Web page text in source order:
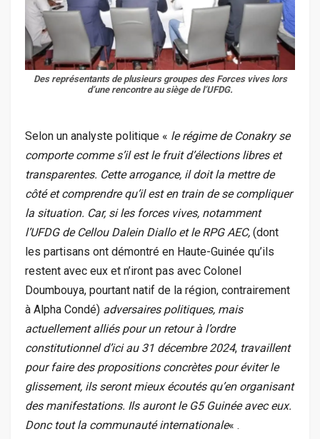
Des représentants de plusieurs groupes des Forces vives lors
d’une rencontre au siège de l’UFDG.
Selon un analyste politique « le régime de Conakry se
comporte comme s’il est le fruit d’élections libres et
transparentes. Cette arrogance, il doit la mettre de
côté et comprendre qu’il est en train de se compliquer
la situation. Car, si les forces vives, notamment
l’UFDG de Cellou Dalein Diallo et le RPG AEC, (dont
les partisans ont démontré en Haute-Guinée qu’ils
restent avec eux et n’iront pas avec Colonel
Doumbouya, pourtant natif de la région, contrairement
à Alpha Condé) adversaires politiques, mais
actuellement alliés pour un retour à l’ordre
constitutionnel d’ici au 31 décembre 2024, travaillent
pour faire des propositions concrètes pour éviter le
glissement, ils seront mieux écoutés qu’en organisant
des manifestations. Ils auront le G5 Guinée avec eux.
Donc tout la communauté internationale« .